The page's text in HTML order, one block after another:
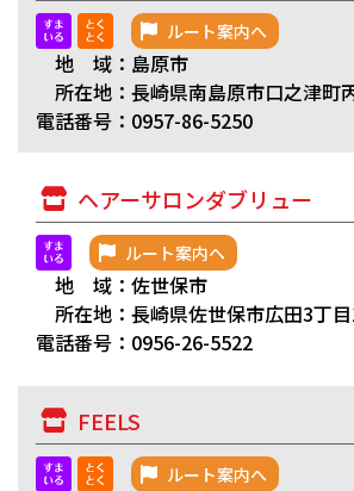
ルート案内へ
地 域：島原市
所在地：長崎県南島原市口之津町
電話番号：0957-86-5250
ヘアーサロンダブリュー
ルート案内へ
地 域：佐世保市
所在地：長崎県佐世保市広田3丁
電話番号：0956-26-5522
FEELS
ルート案内へ